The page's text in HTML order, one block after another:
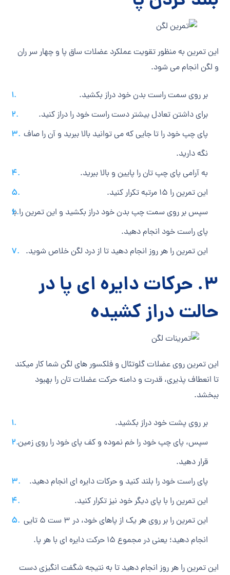
این تمرین به منظور تقویت عملکرد عضلات ساق پا و چهار سر ران
و لگن انجام می‎ شود.
بر روی سمت راست بدن خود دراز بکشید.
برای داشتن تعادل بیشتر دست راست خود را دراز کنید.
پای چپ خود را تا جایی که می‎ توانید بالا ببرید و آن را صاف
نگه دارید.
به آرامی پای چپ تان را پایین و بالا ببرید.
این تمرین را 15 مرتبه تکرار کنید.
سپس بر روی سمت چپ بدن خود دراز بکشید و این تمرین را با
پای راست خود انجام دهید.
این تمرین را هر روز انجام دهید تا از درد لگن خلاص شوید.
3. حرکات دایره ای پا در
حالت دراز کشیده
این تمرین روی عضلات گلوتئال و فلکسور های لگن شما کار می‎کند
تا انعطاف پذیری، قدرت و دامنه حرکت عضلات تان را بهبود
ببخشد.
بر روی پشت خود دراز بکشید.
سپس، پای چپ خود را خم نموده و کف پای خود را روی زمین
قرار دهید.
پای راست خود را بلند کنید و حرکات دایره ای انجام دهید.
این تمرین را با پای دیگر خود نیز تکرار کنید.
این تمرین را بر روی هر یک از پاهای خود، در 3 ست 5 تایی
انجام دهید؛ یعنی در مجموع 15 حرکت دایره ای با هر پا.
این تمرین را هر روز انجام دهید تا به نتیجه شگفت انگیزی دست